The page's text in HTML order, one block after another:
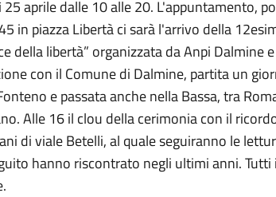
aprile dalle 10 alle 20. L'appuntamento,
in piazza Libertà ci sarà l'arrivo della
della libertà” organizzata da Anpi Dalmine
con il Comune di Dalmine, partita un
e passata anche nella Bassa, tra
Alle 16 il clou della cerimonia con il
di viale Betelli, al quale seguiranno le
hanno riscontrato negli ultimi anni.